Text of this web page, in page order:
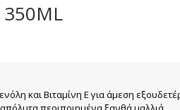
350ML
και Βιταμίνη Ε για άμεση